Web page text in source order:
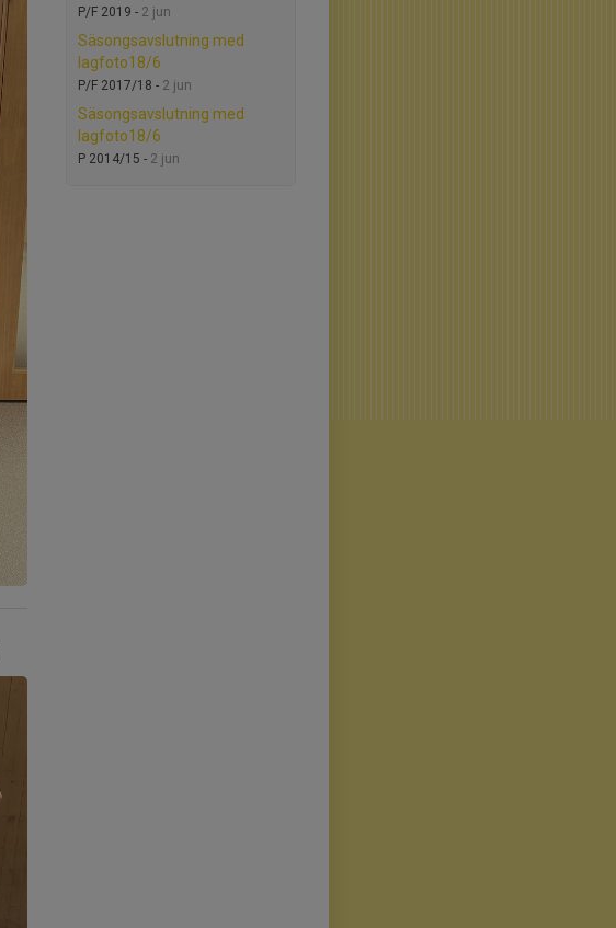
P/F 2019 - 2 jun
Säsongsavslutning med
lagfoto18/6
P/F 2017/18 - 2 jun
Säsongsavslutning med
lagfoto18/6
P 2014/15 - 2 jun